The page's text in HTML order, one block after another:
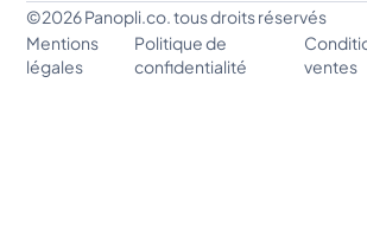
©2026 Panopli.co. tous droits réservés
Mentions
légales
Politique de
confidentialité
ventes